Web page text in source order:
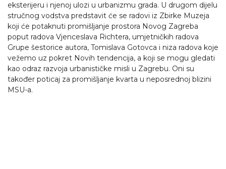
eksterijeru i njenoj ulozi u urbanizmu grada. U drugom dijelu
stručnog vodstva predstavit će se radovi iz Zbirke Muzeja
koji će potaknuti promišljanje prostora Novog Zagreba
poput radova Vjenceslava Richtera, umjetničkih radova
Grupe šestorice autora, Tomislava Gotovca i niza radova koje
vežemo uz pokret Novih tendencija, a koji se mogu gledati
kao odraz razvoja urbanističke misli u Zagrebu. Oni su
također poticaj za promišljanje kvarta u neposrednoj blizini
MSU-a.